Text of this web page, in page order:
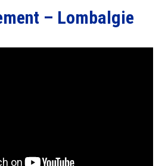
– Lombalgie